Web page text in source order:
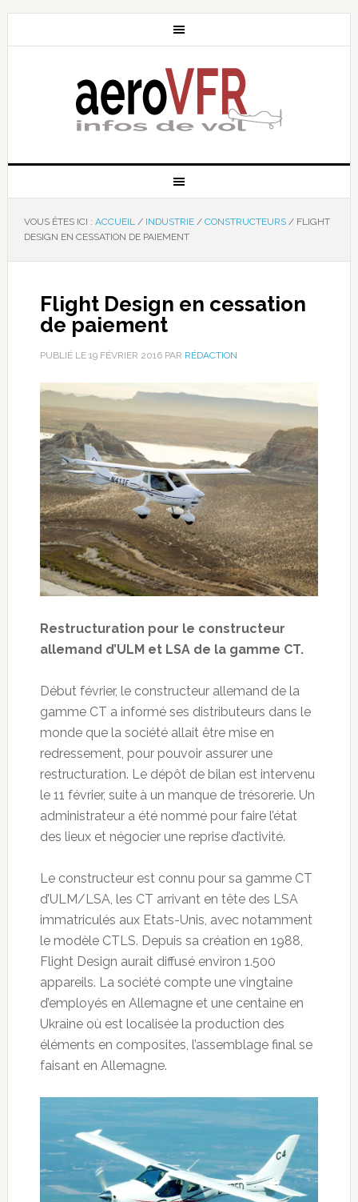
VOUS ÊTES ICI : ACCUEIL / INDUSTRIE / CONSTRUCTEURS /FLIGHT
DESIGN EN CESSATION DE PAIEMENT
Flight Design en cessation
de paiement
PUBLIÉ LE 19 FÉVRIER 2016PAR RÉDACTION
Restructuration pour le constructeur
allemand d’ULM et LSA de la gamme CT.
Début février, le constructeur allemand de la
gamme CT a informé ses distributeurs dans le
monde que la société allait être mise en
redressement, pour pouvoir assurer une
restructuration. Le dépôt de bilan est intervenu
le 11 février, suite à un manque de trésorerie. Un
administrateur a été nommé pour faire l’état
des lieux et négocier une reprise d’activité.
Le constructeur est connu pour sa gamme CT
d’ULM/LSA, les CT arrivant en tête des LSA
immatriculés aux Etats-Unis, avec notamment
le modèle CTLS. Depuis sa création en 1988,
Flight Design aurait diffusé environ 1.500
appareils. La société compte une vingtaine
d’employés en Allemagne et une centaine en
Ukraine où est localisée la production des
éléments en composites, l’assemblage final se
faisant en Allemagne.